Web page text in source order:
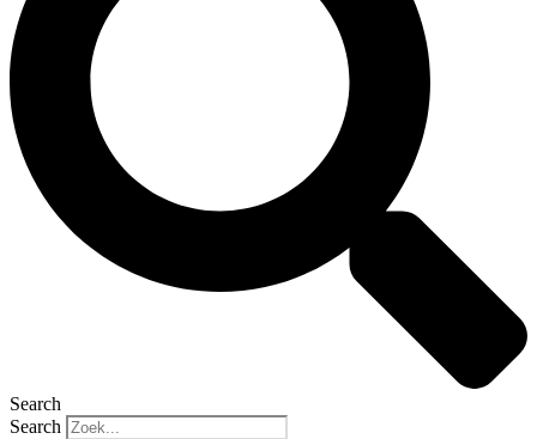
Search
Search